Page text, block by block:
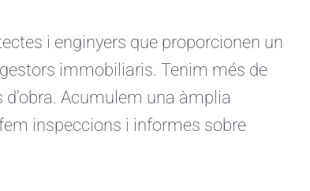
i enginyers que proporcionen un
immobiliaris. Tenim més de
Acumulem una àmplia
inspeccions i informes sobre